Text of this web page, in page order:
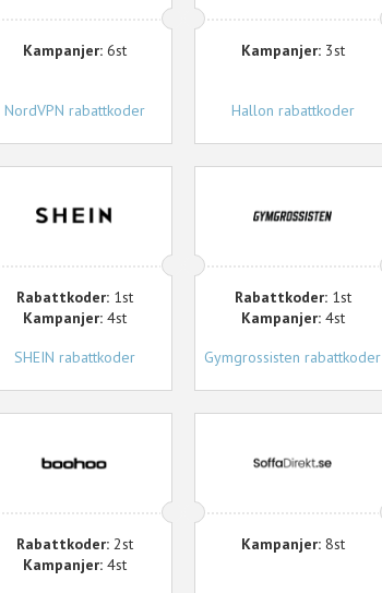
Kampanjer:6st
NordVPN rabattkoder
Kampanjer:3st
Hallon rabattkoder
Rabattkoder:1st
Kampanjer:4st
SHEIN rabattkoder
Rabattkoder:1st
Kampanjer:4st
Gymgrossisten rabattkoder
Rabattkoder:2st
Kampanjer:4st
Kampanjer:8st